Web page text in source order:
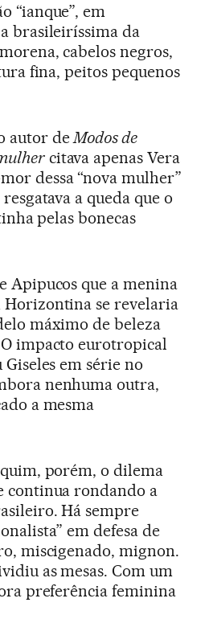
“ianque”, em
brasileiríssima da
cabelos negros,
fina, peitos pequenos
autor de Modos de
citava apenas Vera
dessa “nova mulher”
a queda que o
pelas bonecas
Apipucos que a menina
Horizontina se revelaria
máximo de beleza
impacto eurotropical
em série no
nenhuma outra,
a mesma
porém, o dilema
rondando a
Há sempre
em defesa de
miscigenado, mignon.
as mesas. Com um
preferência feminina